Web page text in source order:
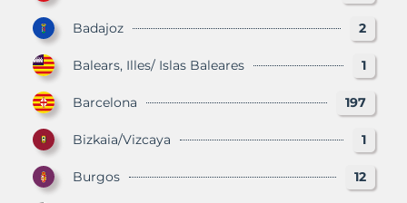
Badajoz 2
Balears, Illes/ Islas Baleares 1
Barcelona 197
Bizkaia/Vizcaya 1
Burgos 12